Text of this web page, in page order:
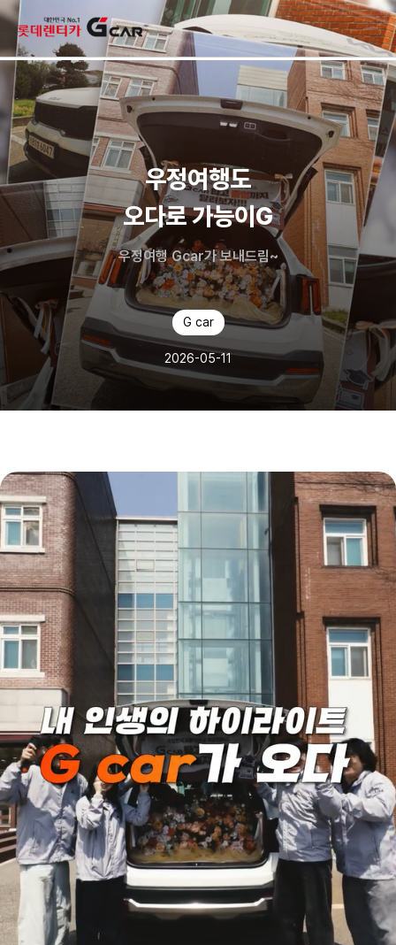
skip navigation
우정여행도
오다로 가능이G
우정여행 Gcar가 보내드림~
G car
2026-05-11